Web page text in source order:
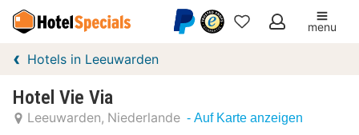
Meine
menu
Hotels in Leeuwarden
Hotel Vie Via
Leeuwarden Niederlande - Auf Karte anzeigen